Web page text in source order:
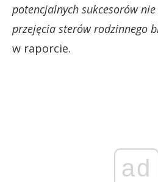
potencjalnych sukcesorów nie
przejęcia sterów rodzinnego
w raporcie.
ad